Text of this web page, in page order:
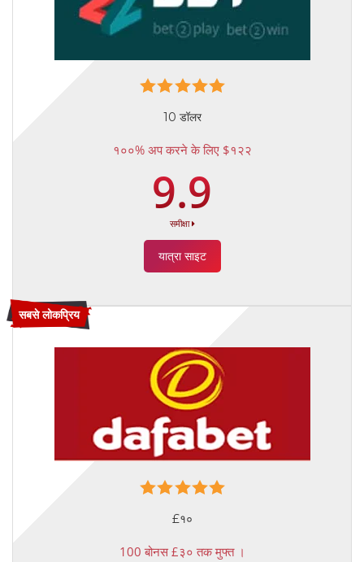
10 डॉलर
१००% अप करने के लिए $१२२
9.9
समीक्षा
यात्रा साइट
सबसे लोकप्रिय
£१०
100 बोनस £३० तक मुफ्त ।